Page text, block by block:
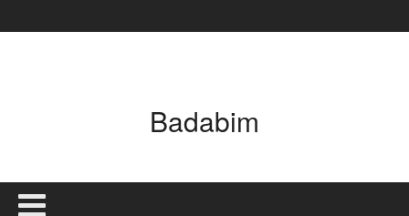
Badabim